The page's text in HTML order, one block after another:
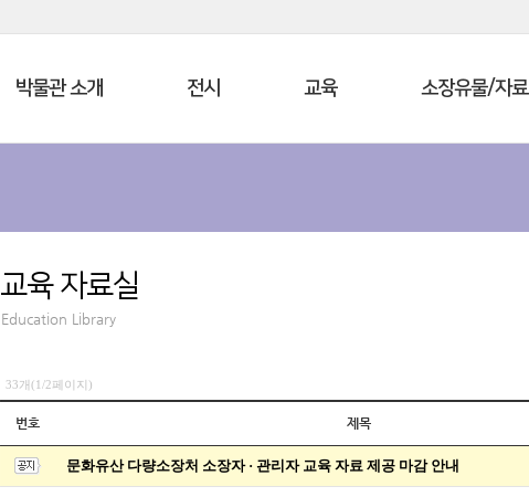
박물관 소개 전시 교육 소장유물/자료
교육 자료실
Education Library
33개(1/2페이지)
번호 제목
문화유산 다량소장처 소장자 · 관리자 교육 자료 제공 마감 안내